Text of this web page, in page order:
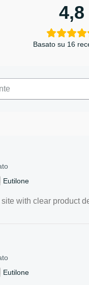
4,8
Basato su 16
Eutilone
with clear product
Eutilone